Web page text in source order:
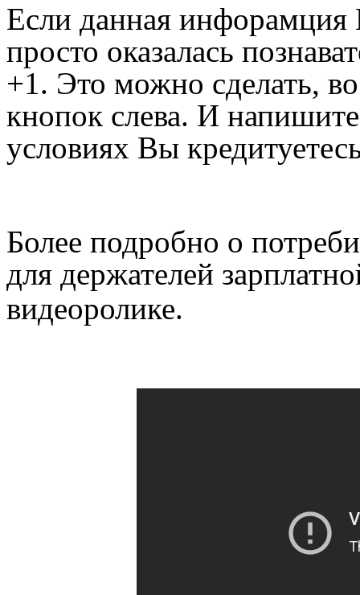
Если данная
просто оказалась
+1. Это можно сделать,
кнопок слева. И
условиях Вы
Более подробно о
для держателей
видеоролике.